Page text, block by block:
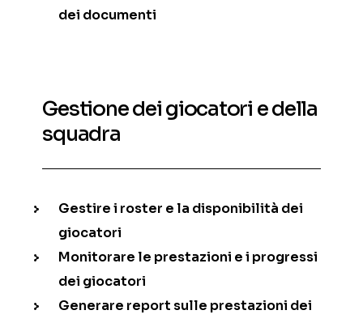
dei documenti
Gestione dei giocatori e della
squadra
Gestire i roster e la disponibilità dei
giocatori
Monitorare le prestazioni e i progressi
dei giocatori
Generare report sulle prestazioni dei